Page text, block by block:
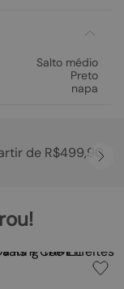
Salto médio
Preto
napa
de R$499,90